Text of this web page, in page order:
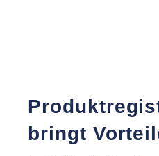
bringt